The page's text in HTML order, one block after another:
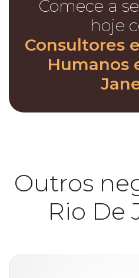
Comece a
hoje
Consultores
Humanos
Outros
Rio De